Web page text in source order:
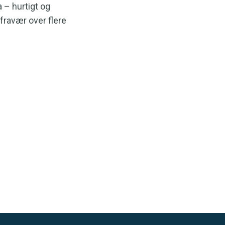
– hurtigt og
over flere